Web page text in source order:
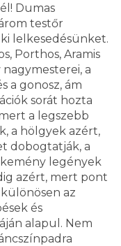
Dumas
testőr
lelkesedésünket.
Porthos, Aramis
nagymesterei, a
a gonosz, ám
sorát hozta
a legszebb
a hölgyek azért,
dobogtatják, a
legények
azért, mert pont
az
és
alapul. Nem